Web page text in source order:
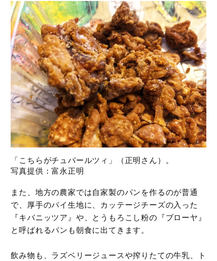
「こちらがチュバールツィ」（正明さん）。
写真提供：富永正明
また、地方の農家では自家製のパンを作るのが普通
で、厚手のパイ生地に、カッテージチーズの入った
『キバニッツア』や、とうもろこし粉の『ブローヤ』
と呼ばれるパンも朝食に出てきます。
飲み物も、ラズベリージュースや搾りたての牛乳、ト